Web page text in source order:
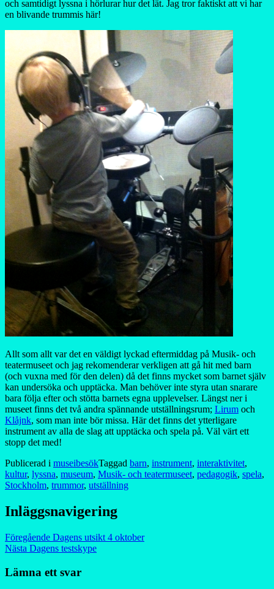
och samtidigt lyssna i hörlurar hur det lät. Jag tror faktiskt att vi har
en blivande trummis här!
Allt som allt var det en väldigt lyckad eftermiddag på Musik- och
teatermuseet och jag rekomenderar verkligen att gå hit med barn
(och vuxna med för den delen) då det finns mycket som barnet själv
kan undersöka och upptäcka. Man behöver inte styra utan snarare
bara följa efter och stötta barnets egna upplevelser. Längst ner i
museet finns det två andra spännande utställningsrum; Lirum och
Klåjnk, som man inte bör missa. Här det finns det ytterligare
instrument av alla de slag att upptäcka och spela på. Väl värt ett
stopp det med!
Publicerad i museibesökTaggad barn, instrument, interaktivitet,
kultur, lyssna, museum, Musik- och teatermuseet, pedagogik, spela,
Stockholm, trummor, utställning
Inläggsnavigering
Föregående Dagens utsikt 4 oktober
Nästa Dagens testskype
Lämna ett svar